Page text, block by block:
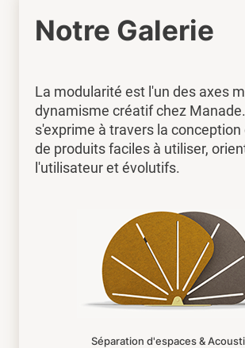
Notre Galerie
La modularité est l'un des axes
dynamisme créatif chez
s'exprime à travers la conception
de produits faciles à utiliser,
l'utilisateur et évolutifs.
Séparation d'espaces &